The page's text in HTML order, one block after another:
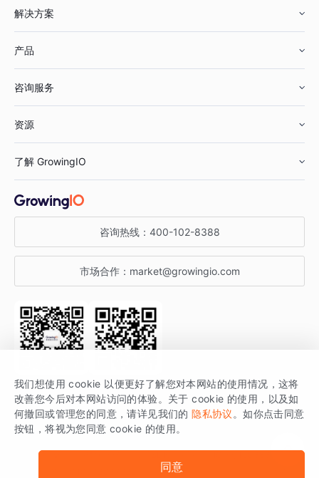
解决方案
鞋服行业
汽车行业
金融行业
产品
智能运营
获客分析
咨询服务
资源
增长公开课
增长博客
开发者文档
SDK 文档
场景指南
了解 GrowingIO
关于 GrowingIO
增长大会
行业活动
咨询热线： 400-102-8388
市场合作： market@growingio.com
关注公众号 获取更多干货
GrowingIO 是专注于数据智能分析与增长的品牌，核心平台为 GrowingIO
分析云。
版权所有 © 北京易数科技有限公司
我们想使用 cookie 以便更好了解您对本网站的使用情况，这将
改善您今后对本网站访问的体验。关于 cookie 的使用，以及如
何撤回或管理您的同意，请详见我们的 隐私协议 。如你点击同意
按钮，将视为您同意 cookie 的使用。
同意